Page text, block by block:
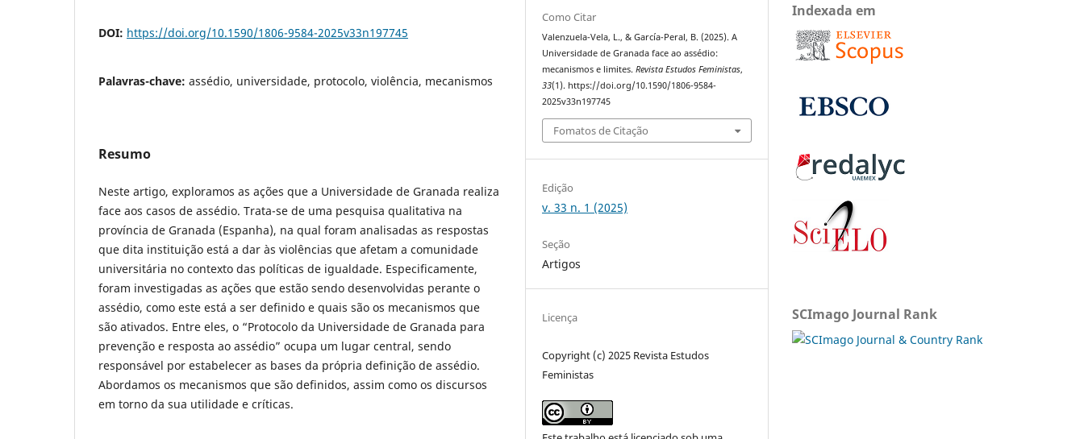
DOI: https://doi.org/10.1590/1806-9584-2025v33n197745
Palavras-chave: assédio, universidade, protocolo, violência, mecanismos
Resumo
Neste artigo, exploramos as ações que a Universidade de Granada realiza
face aos casos de assédio. Trata-se de uma pesquisa qualitativa na
província de Granada (Espanha), na qual foram analisadas as respostas
que dita instituição está a dar às violências que afetam a comunidade
universitária no contexto das políticas de igualdade. Especificamente,
foram investigadas as ações que estão sendo desenvolvidas perante o
assédio, como este está a ser definido e quais são os mecanismos que
são ativados. Entre eles, o “Protocolo da Universidade de Granada para
prevenção e resposta ao assédio” ocupa um lugar central, sendo
responsável por estabelecer as bases da própria definição de assédio.
Abordamos os mecanismos que são definidos, assim como os discursos
em torno da sua utilidade e críticas.
Como Citar
Valenzuela-Vela, L., & García-Peral, B. (2025). A
Universidade de Granada face ao assédio:
mecanismos e limites.Revista Estudos Feministas,
33(1). https://doi.org/10.1590/1806-9584-
2025v33n197745
Fomatos de Citação
Edição
v. 33 n. 1 (2025)
Seção
Artigos
Licença
Copyright (c) 2025 Revista Estudos
Feministas
Indexada em
SCImago Journal Rank